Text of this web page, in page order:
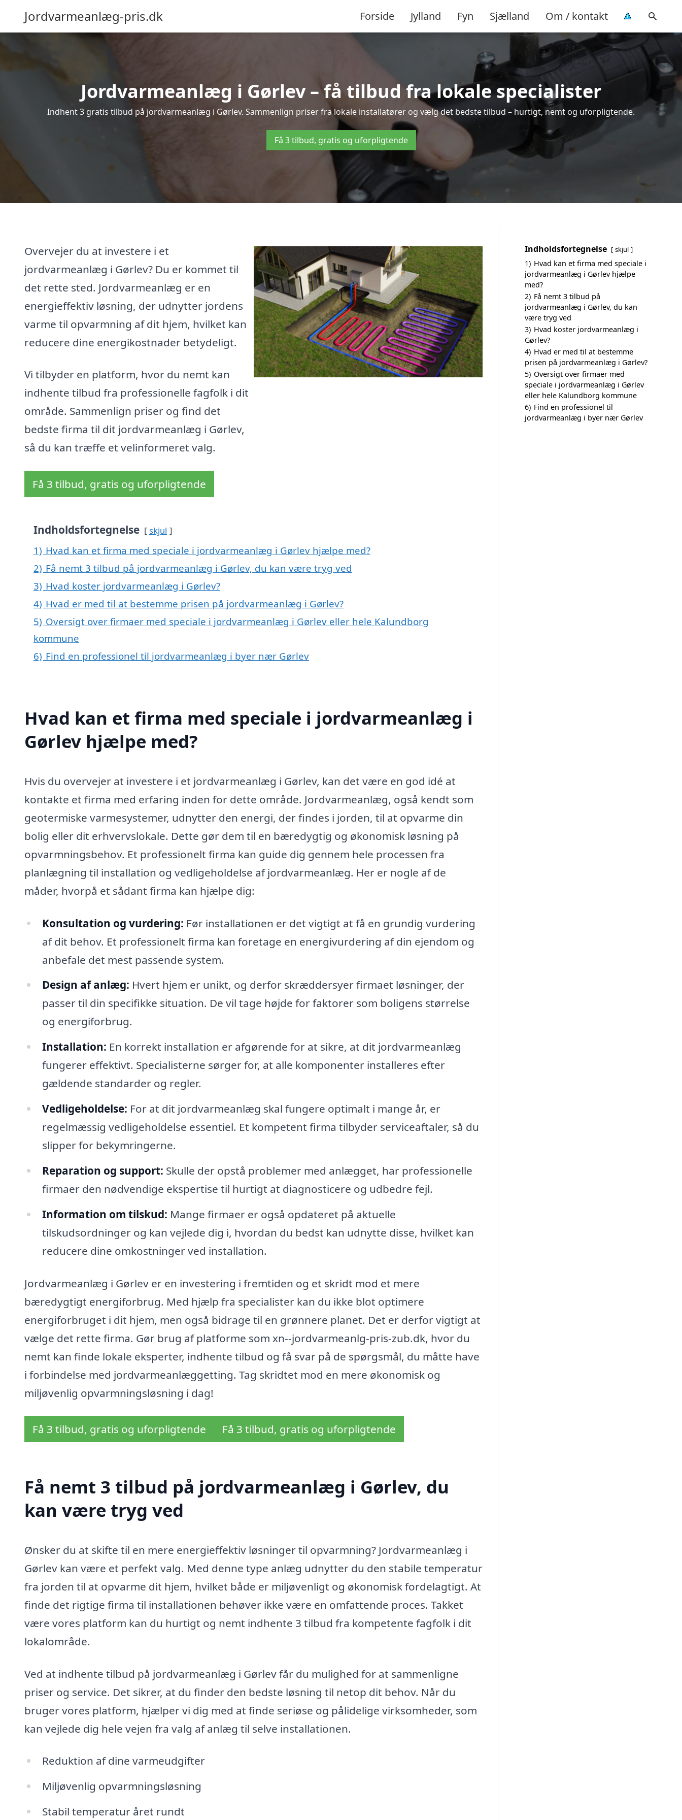
Jordvarmeanlæg-pris.dk Forside Jylland Fyn Sjælland Om / kontakt
Jordvarmeanlæg i Gørlev – få tilbud fra lokale specialister
Indhent 3 gratis tilbud på jordvarmeanlæg i Gørlev. Sammenlign priser fra lokale installatører og vælg det bedste tilbud – hurtigt, nemt og uforpligtende.
Få 3 tilbud, gratis og uforpligtende
Overvejer du at investere i et
jordvarmeanlæg i Gørlev? Du er kommet til
det rette sted. Jordvarmeanlæg er en
energieffektiv løsning, der udnytter jordens
varme til opvarmning af dit hjem, hvilket kan
reducere dine energikostnader betydeligt.
Vi tilbyder en platform, hvor du nemt kan
indhente tilbud fra professionelle fagfolk i dit
område. Sammenlign priser og find det
bedste firma til dit jordvarmeanlæg i Gørlev,
så du kan træffe et velinformeret valg.
Få 3 tilbud, gratis og uforpligtende
Indholdsfortegnelse skjul
1) Hvad kan et firma med speciale i jordvarmeanlæg i Gørlev hjælpe med?
2) Få nemt 3 tilbud på jordvarmeanlæg i Gørlev, du kan være tryg ved
3) Hvad koster jordvarmeanlæg i Gørlev?
4) Hvad er med til at bestemme prisen på jordvarmeanlæg i Gørlev?
5) Oversigt over firmaer med speciale i jordvarmeanlæg i Gørlev eller hele Kalundborg
kommune
6) Find en professionel til jordvarmeanlæg i byer nær Gørlev
Hvad kan et firma med speciale i jordvarmeanlæg i
Gørlev hjælpe med?
Hvis du overvejer at investere i et jordvarmeanlæg i Gørlev, kan det være en god idé at
kontakte et firma med erfaring inden for dette område. Jordvarmeanlæg, også kendt som
geotermiske varmesystemer, udnytter den energi, der findes i jorden, til at opvarme din
bolig eller dit erhvervslokale. Dette gør dem til en bæredygtig og økonomisk løsning på
opvarmningsbehov. Et professionelt firma kan guide dig gennem hele processen fra
planlægning til installation og vedligeholdelse af jordvarmeanlæg. Her er nogle af de
måder, hvorpå et sådant firma kan hjælpe dig:
Konsultation og vurdering: Før installationen er det vigtigt at få en grundig vurdering
af dit behov. Et professionelt firma kan foretage en energivurdering af din ejendom og
anbefale det mest passende system.
Design af anlæg: Hvert hjem er unikt, og derfor skræddersyer firmaet løsninger, der
passer til din specifikke situation. De vil tage højde for faktorer som boligens størrelse
og energiforbrug.
Installation: En korrekt installation er afgørende for at sikre, at dit jordvarmeanlæg
fungerer effektivt. Specialisterne sørger for, at alle komponenter installeres efter
gældende standarder og regler.
Vedligeholdelse: For at dit jordvarmeanlæg skal fungere optimalt i mange år, er
regelmæssig vedligeholdelse essentiel. Et kompetent firma tilbyder serviceaftaler, så du
slipper for bekymringerne.
Reparation og support: Skulle der opstå problemer med anlægget, har professionelle
firmaer den nødvendige ekspertise til hurtigt at diagnosticere og udbedre fejl.
Information om tilskud: Mange firmaer er også opdateret på aktuelle
tilskudsordninger og kan vejlede dig i, hvordan du bedst kan udnytte disse, hvilket kan
reducere dine omkostninger ved installation.
Jordvarmeanlæg i Gørlev er en investering i fremtiden og et skridt mod et mere
bæredygtigt energiforbrug. Med hjælp fra specialister kan du ikke blot optimere
energiforbruget i dit hjem, men også bidrage til en grønnere planet. Det er derfor vigtigt at
vælge det rette firma. Gør brug af platforme som xn--jordvarmeanlg-pris-zub.dk, hvor du
nemt kan finde lokale eksperter, indhente tilbud og få svar på de spørgsmål, du måtte have
i forbindelse med jordvarmeanlæggetting. Tag skridtet mod en mere økonomisk og
miljøvenlig opvarmningsløsning i dag!
Få 3 tilbud, gratis og uforpligtende Få 3 tilbud, gratis og uforpligtende
Få nemt 3 tilbud på jordvarmeanlæg i Gørlev, du
kan være tryg ved
Ønsker du at skifte til en mere energieffektiv løsninger til opvarmning? Jordvarmeanlæg i
Gørlev kan være et perfekt valg. Med denne type anlæg udnytter du den stabile temperatur
fra jorden til at opvarme dit hjem, hvilket både er miljøvenligt og økonomisk fordelagtigt. At
finde det rigtige firma til installationen behøver ikke være en omfattende proces. Takket
være vores platform kan du hurtigt og nemt indhente 3 tilbud fra kompetente fagfolk i dit
lokalområde.
Ved at indhente tilbud på jordvarmeanlæg i Gørlev får du mulighed for at sammenligne
priser og service. Det sikrer, at du finder den bedste løsning til netop dit behov. Når du
bruger vores platform, hjælper vi dig med at finde seriøse og pålidelige virksomheder, som
kan vejlede dig hele vejen fra valg af anlæg til selve installationen.
Reduktion af dine varmeudgifter
Miljøvenlig opvarmningsløsning
Stabil temperatur året rundt
Indholdsfortegnelse skjul
1) Hvad kan et firma med speciale i
jordvarmeanlæg i Gørlev hjælpe
med?
2) Få nemt 3 tilbud på
jordvarmeanlæg i Gørlev, du kan
være tryg ved
3) Hvad koster jordvarmeanlæg i
Gørlev?
4) Hvad er med til at bestemme
prisen på jordvarmeanlæg i Gørlev?
5) Oversigt over firmaer med
speciale i jordvarmeanlæg i Gørlev
eller hele Kalundborg kommune
6) Find en professionel til
jordvarmeanlæg i byer nær Gørlev